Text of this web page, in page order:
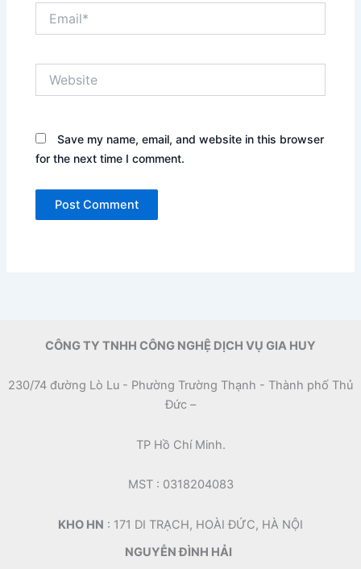
Save my name, email, and website in this browser
for the next time I comment.
CÔNG TY TNHH CÔNG NGHỆ DỊCH VỤ GIA HUY
230/74 đường Lò Lu - Phường Trường Thạnh - Thành phố Thủ
Đức –
TP Hồ Chí Minh.
MST : 0318204083
KHO HN : 171 DI TRẠCH, HOÀI ĐỨC, HÀ NỘI
NGUYỄN ĐÌNH HẢI